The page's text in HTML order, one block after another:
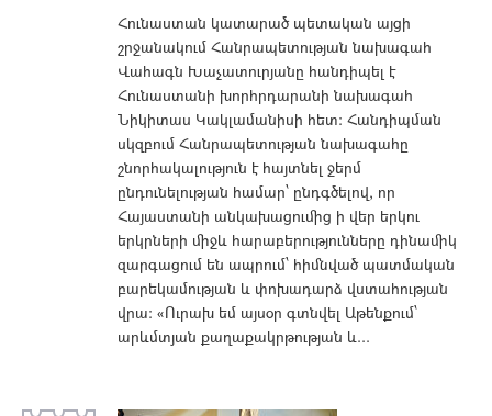
Հունաստան կատարած պետական այցի
շրջանակում Հանրապետության նախագահ
Վահագն Խաչատուրյանը հանդիպել է
Հունաստանի խորհրդարանի նախագահ
Նիկիտաս Կակլամանիսի հետ։ Հանդիպման
սկզբում Հանրապետության նախագահը
շնորհակալություն է հայտնել ջերմ
ընդունելության համար՝ ընդգծելով, որ
Հայաստանի անկախացումից ի վեր երկու
երկրների միջև հարաբերությունները դինամիկ
զարգացում են ապրում՝ հիմնված պատմական
բարեկամության և փոխադարձ վստահության
վրա։ «Ուրախ եմ այսօր գտնվել Աթենքում՝
արևմտյան քաղաքակրթության և...